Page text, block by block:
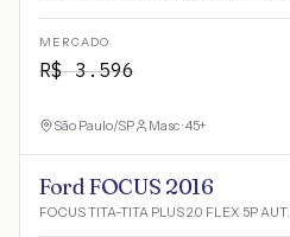
MERCADO
R$3.596
São Paulo/SP Masc · 45+
Ford FOCUS 2016
FOCUS TITA-TITA PLUS 2.0 FLEX 5P AUT.